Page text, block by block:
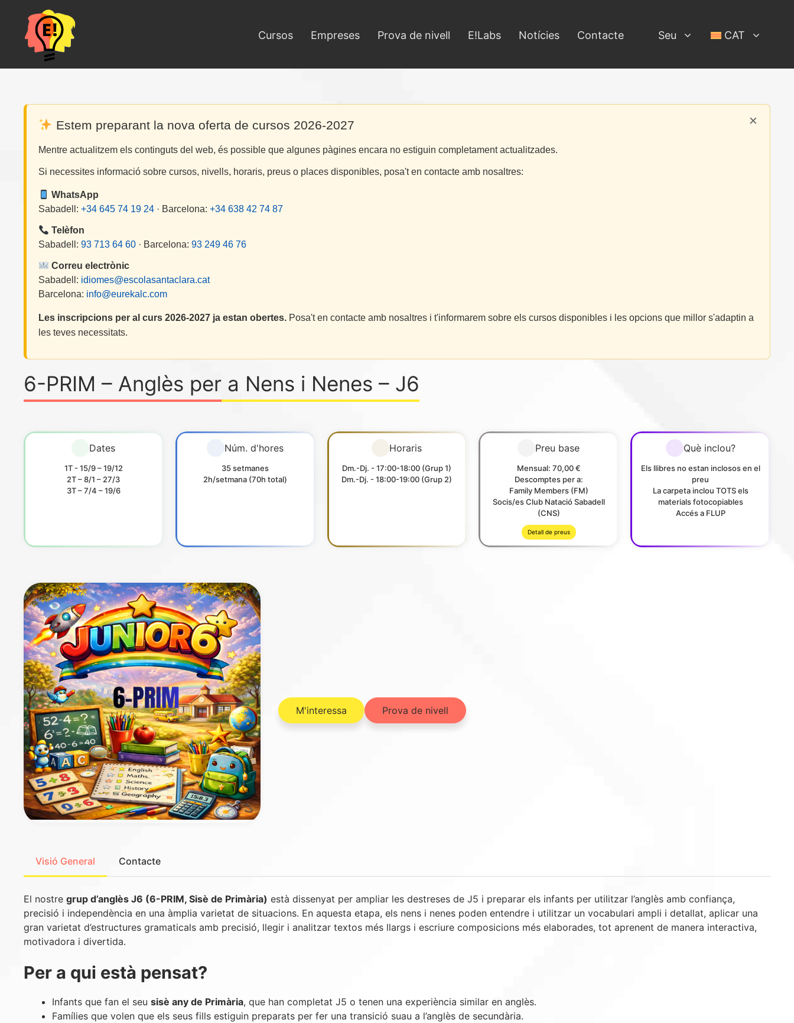
contingut
Cursos Empreses Prova de nivell E!Labs Notícies Contacte Seu CAT
×
Estem preparant la nova oferta de cursos 2026-2027
Mentre actualitzem els continguts del web, és possible que algunes pàgines encara no estiguin completament actualitzades.
Si necessites informació sobre cursos, nivells, horaris, preus o places disponibles, posa't en contacte amb nosaltres:
WhatsApp
Sabadell: +34 645 74 19 24 · Barcelona: +34 638 42 74 87
Telèfon
Sabadell: 93 713 64 60 · Barcelona: 93 249 46 76
Correu electrònic
Sabadell: idiomes@escolasantaclara.cat
Barcelona: info@eurekalc.com
Les inscripcions per al curs 2026-2027 ja estan obertes. Posa't en contacte amb nosaltres i t'informarem sobre els cursos disponibles i les opcions que millor s'adaptin a
les teves necessitats.
6-PRIM – Anglès per a Nens i Nenes – J6
Dates
1T - 15/9 – 19/12
2T – 8/1 – 27/3
3T – 7/4 – 19/6
Núm. d'hores
35 setmanes
2h/setmana (70h total)
Horaris
Dm.-Dj. - 17:00-18:00 (Grup 1)
Dm.-Dj. - 18:00-19:00 (Grup 2)
Preu base
Mensual: 70,00 €
Descomptes per a:
Family Members (FM)
Socis/es Club Natació Sabadell
(CNS)
Detall de preus
Què inclou?
Els llibres no estan inclosos en el
preu
La carpeta inclou TOTS els
materials fotocopiables
Accés a FLUP
M'interessa Prova de nivell
Visió General Contacte
El nostre grup d’anglès J6 (6-PRIM, Sisè de Primària) està dissenyat per ampliar les destreses de J5 i preparar els infants per utilitzar l’anglès amb confiança,
precisió i independència en una àmplia varietat de situacions. En aquesta etapa, els nens i nenes poden entendre i utilitzar un vocabulari ampli i detallat, aplicar una
gran varietat d’estructures gramaticals amb precisió, llegir i analitzar textos més llargs i escriure composicions més elaborades, tot aprenent de manera interactiva,
motivadora i divertida.
Per a qui està pensat?
Infants que fan el seu sisè any de Primària, que han completat J5 o tenen una experiència similar en anglès.
Famílies que volen que els seus fills estiguin preparats per fer una transició suau a l’anglès de secundària.